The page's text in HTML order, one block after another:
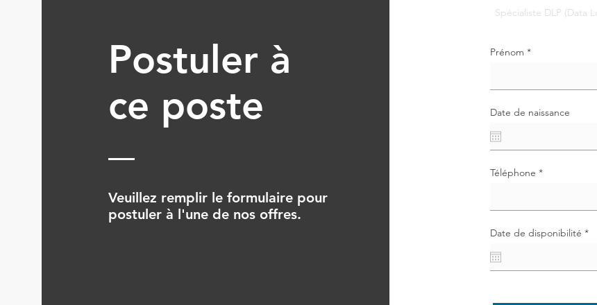
Postuler à
ce poste
Veuillez remplir le formulaire pour
postuler à l'une de nos offres.
Prénom
Date de naissance
Téléphone
Date de disponibilité *r
i
d